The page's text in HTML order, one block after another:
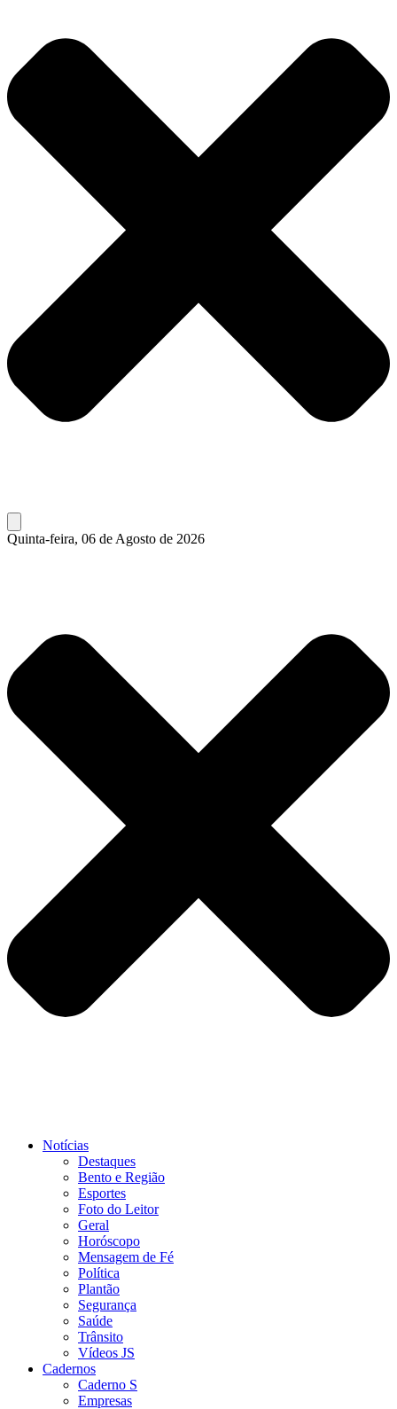
Quinta-feira, 06 de Agosto de 2026
Notícias
Destaques
Bento e Região
Esportes
Foto do Leitor
Geral
Horóscopo
Mensagem de Fé
Política
Plantão
Segurança
Saúde
Trânsito
Vídeos JS
Cadernos
Caderno S
Empresas